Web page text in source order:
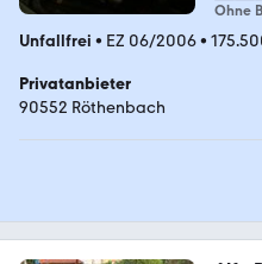
Ohne
Unfallfrei • EZ 06/2006•
Privatanbieter
90552 Röthenbach